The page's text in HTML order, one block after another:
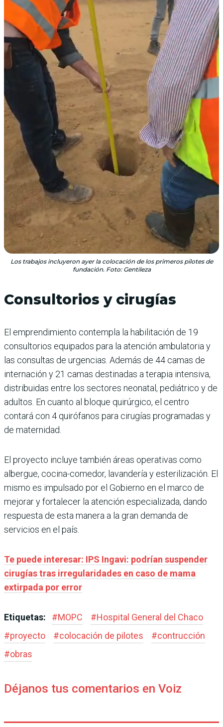
Los trabajos incluyeron ayer la colocación de los primeros pilotes de
fundación. Foto: Gentileza
Consultorios y cirugías
El emprendimiento contempla la habilitación de 19
consultorios equipados para la atención ambulatoria y
las consultas de urgencias. Además de 44 camas de
internación y 21 camas destinadas a terapia intensiva,
distribuidas entre los sectores neonatal, pediátrico y de
adultos. En cuanto al bloque quirúrgico, el centro
contará con 4 quirófanos para cirugías programadas y
de maternidad.
El proyecto incluye también áreas operativas como
albergue, cocina-comedor, lavandería y esterilización. El
mismo es impulsado por el Gobierno en el marco de
mejorar y fortalecer la atención especializada, dando
respuesta de esta manera a la gran demanda de
servicios en el país.
Te puede interesar: IPS Ingavi: podrían suspender
cirugías tras irregularidades en caso de mama
extirpada por error
Etiquetas: #MOPC #Hospital General del Chaco
#proyecto #colocación de pilotes #contrucción
#obras
Déjanos tus comentarios en Voiz